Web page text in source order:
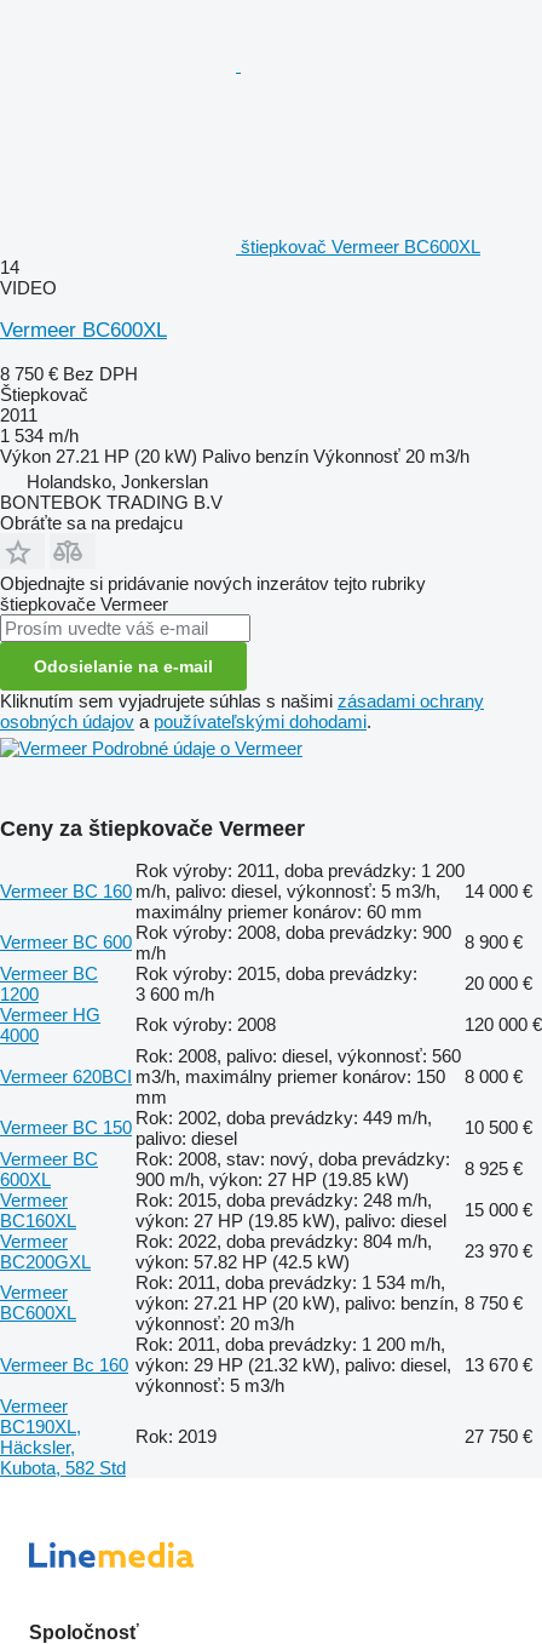
štiepkovač Vermeer BC600XL
14
VIDEO
Vermeer BC600XL
8 750 € Bez DPH
Štiepkovač
2011
1 534 m/h
Výkon 27.21 HP (20 kW) Palivo benzín Výkonnosť 20 m3/h
Holandsko, Jonkerslan
BONTEBOK TRADING B.V
Obráťte sa na predajcu
Objednajte si pridávanie nových inzerátov tejto rubriky
štiepkovače Vermeer
Odosielanie na e-mail
Kliknutím sem vyjadrujete súhlas s našimi zásadami ochrany
osobných údajov a používateľskými dohodami.
Podrobné údaje o Vermeer
Ceny za štiepkovače Vermeer
Vermeer BC 160
Rok výroby: 2011, doba prevádzky: 1 200
m/h, palivo: diesel, výkonnosť: 5 m3/h,
maximálny priemer konárov: 60 mm
14 000 €
Vermeer BC 600 Rok výroby: 2008, doba prevádzky: 900
m/h
8 900 €
Vermeer BC
1200
Rok výroby: 2015, doba prevádzky:
3 600 m/h
20 000 €
Vermeer HG
4000
Rok výroby: 2008 120 000 €
Vermeer 620BCI
Rok: 2008, palivo: diesel, výkonnosť: 560
m3/h, maximálny priemer konárov: 150
mm
8 000 €
Vermeer BC 150 Rok: 2002, doba prevádzky: 449 m/h,
palivo: diesel
10 500 €
Vermeer BC
600XL
Rok: 2008, stav: nový, doba prevádzky:
900 m/h, výkon: 27 HP (19.85 kW)
8 925 €
Vermeer
BC160XL
Rok: 2015, doba prevádzky: 248 m/h,
výkon: 27 HP (19.85 kW), palivo: diesel
15 000 €
Vermeer
BC200GXL
Rok: 2022, doba prevádzky: 804 m/h,
výkon: 57.82 HP (42.5 kW)
23 970 €
Vermeer
BC600XL
Rok: 2011, doba prevádzky: 1 534 m/h,
výkon: 27.21 HP (20 kW), palivo: benzín,
výkonnosť: 20 m3/h
8 750 €
Vermeer Bc 160
Rok: 2011, doba prevádzky: 1 200 m/h,
výkon: 29 HP (21.32 kW), palivo: diesel,
výkonnosť: 5 m3/h
13 670 €
Vermeer
BC190XL,
Häcksler,
Kubota, 582 Std
Rok: 2019 27 750 €
Spoločnosť